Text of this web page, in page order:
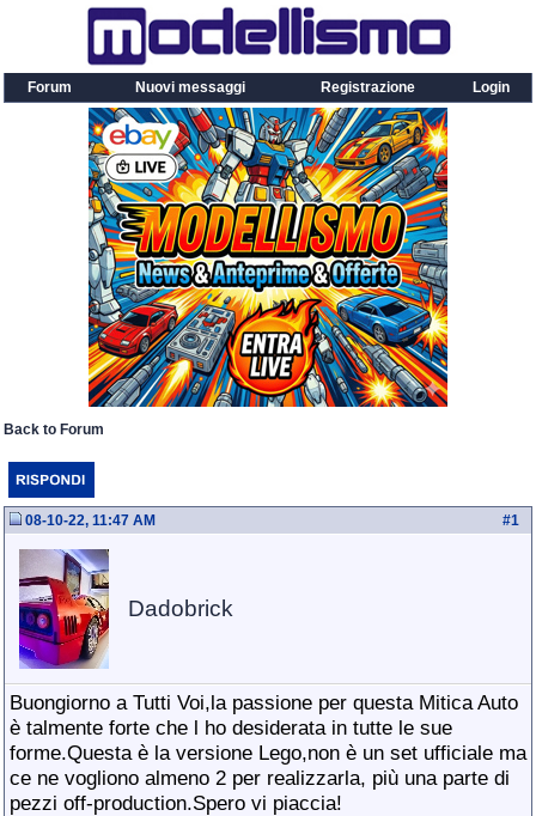
Forum Nuovi messaggi Registrazione Login
Back to Forum
#1
08-10-22, 11:47 AM
Dadobrick
Buongiorno a Tutti Voi,la passione per questa Mitica Auto
è talmente forte che l ho desiderata in tutte le sue
forme.Questa è la versione Lego,non è un set ufficiale ma
ce ne vogliono almeno 2 per realizzarla, più una parte di
pezzi off-production.Spero vi piaccia!